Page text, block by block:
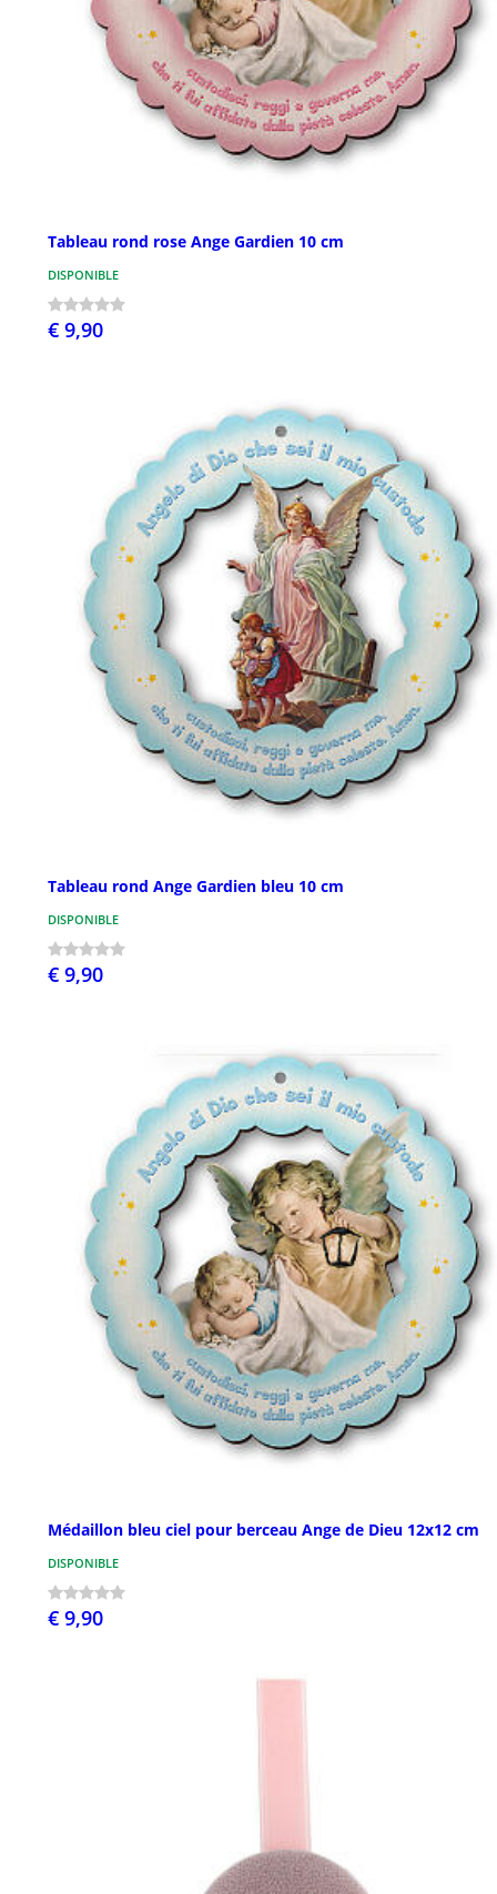
Tableau rond rose Ange Gardien 10 cm
DISPONIBLE
€ 9,90
Tableau rond Ange Gardien bleu 10 cm
DISPONIBLE
€ 9,90
Médaillon bleu ciel pour berceau Ange de Dieu 12x12 cm
DISPONIBLE
€ 9,90